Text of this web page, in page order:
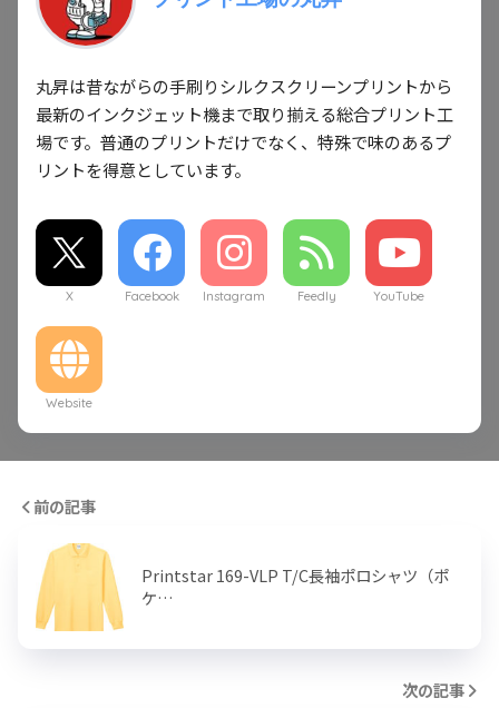
丸昇は昔ながらの手刷りシルクスクリーンプリントから
最新のインクジェット機まで取り揃える総合プリント工
場です。普通のプリントだけでなく、特殊で味のあるプ
リントを得意としています。
X Facebook Instagram Feedly YouTube
Website
前の記事
Printstar 169-VLP T/C長袖ポロシャツ（ポ
ケ…
次の記事